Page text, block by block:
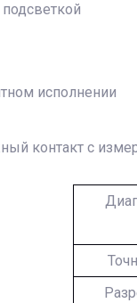
исполнении
контакт с